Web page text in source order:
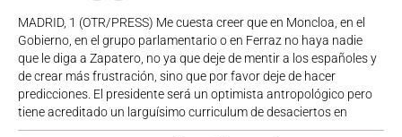
MADRID, 1 (OTR/PRESS) Me cuesta creer que en Moncloa, en el
Gobierno, en el grupo parlamentario o en Ferraz no haya nadie
que le diga a Zapatero, no ya que deje de mentir a los españoles y
de crear más frustración, sino que por favor deje de hacer
predicciones. El presidente será un optimista antropológico pero
tiene acreditado un larguísimo curriculum de desaciertos en